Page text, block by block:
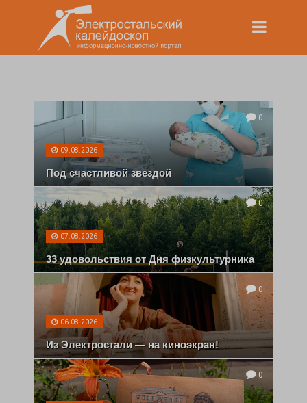
0
09.08.2026
Под счастливой звездой
0
07.08.2026
33 удовольствия от Дня физкультурника
0
06.08.2026
Из Электростали — на киноэкран!
0